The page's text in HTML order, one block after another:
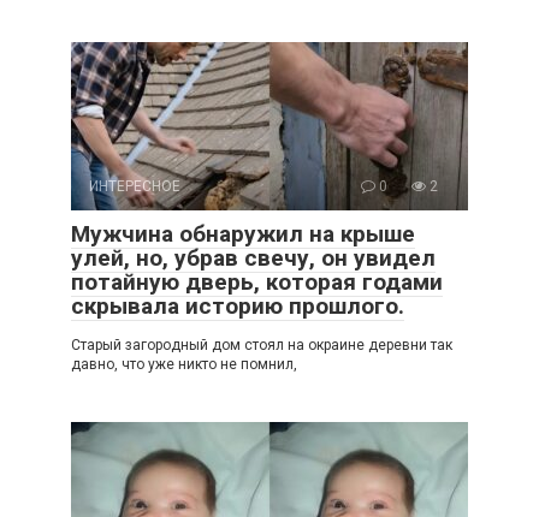
ИНТЕРЕСНОЕ 0 2
Мужчина обнаружил на крыше
улей, но, убрав свечу, он увидел
потайную дверь, которая годами
скрывала историю прошлого.
Старый загородный дом стоял на окраине деревни так
давно, что уже никто не помнил,